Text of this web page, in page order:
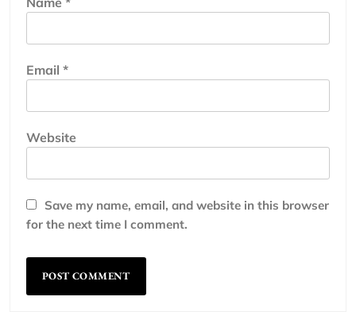
Email *
Website
Save my name, email, and website in this browser
for the next time I comment.